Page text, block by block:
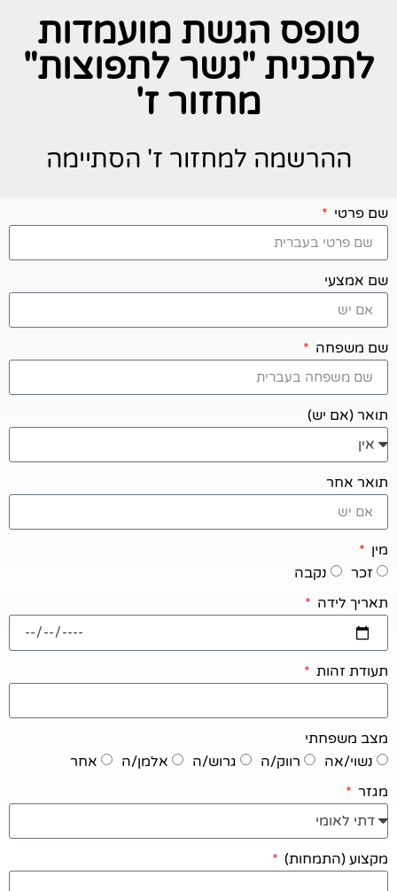
טופס הגשת מועמדות
לתכנית "גשר לתפוצות"
מחזור ז'
ההרשמה למחזור ז' הסתיימה
שם פרטי
שם אמצעי
שם משפחה
תואר (אם יש)
תואר אחר
מין
זכר
נקבה
תאריך לידה
תעודת זהות
מצב משפחתי
נשוי/אה
רווק/ה גרוש/ה אלמן/ה
אחר
מגזר
מקצוע (התמחות)